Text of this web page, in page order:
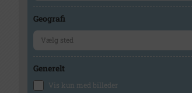
Geografi
Generelt
Vis kun med billeder